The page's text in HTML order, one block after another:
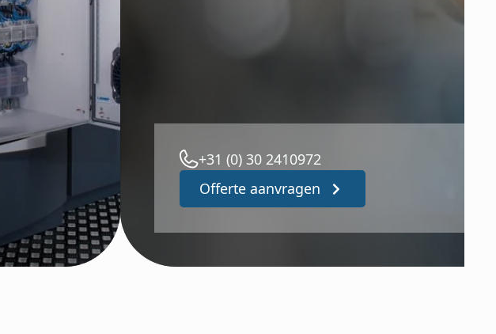
+31 (0) 30 2410972
Offerte aanvragen